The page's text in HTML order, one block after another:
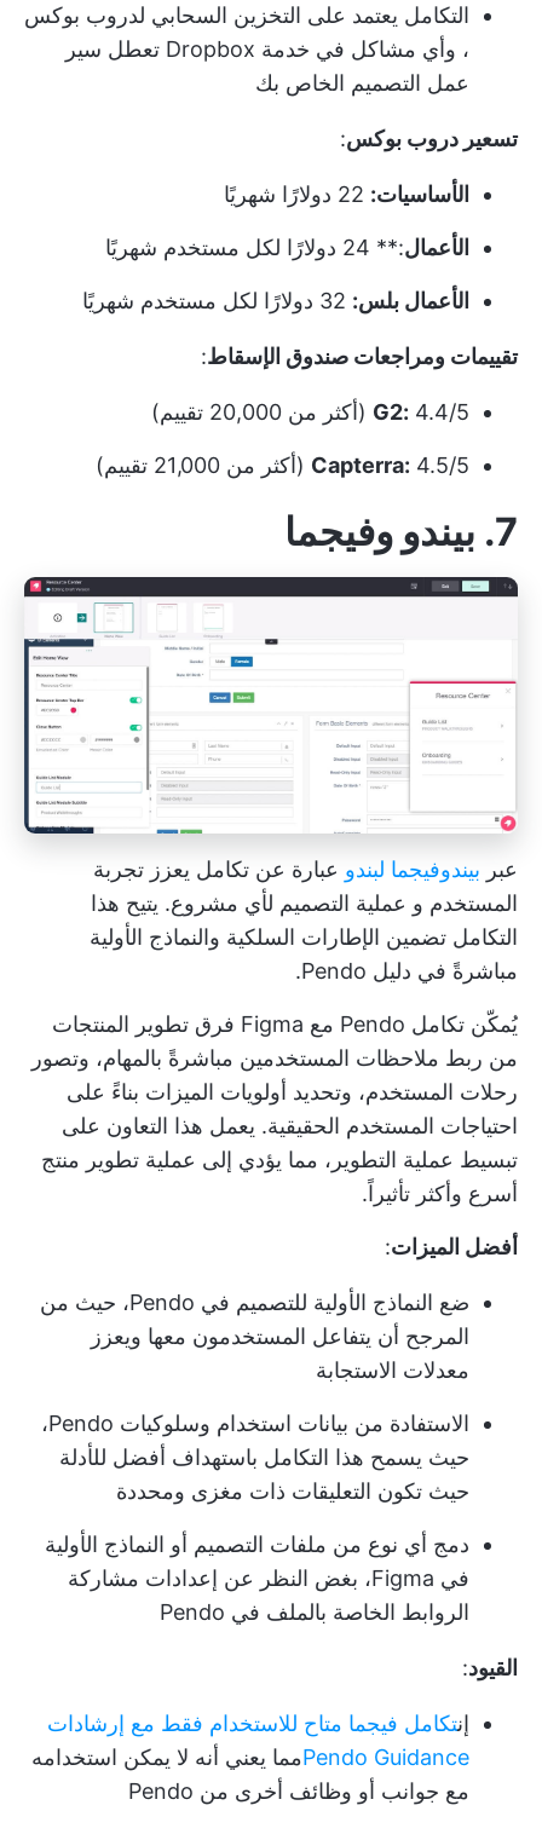
التكامل يعتمد على التخزين السحابي لدروب بوكس
، وأي مشاكل في خدمة Dropbox تعطل سير
عمل التصميم الخاص بك
تسعير دروب بوكس:
الأساسيات:
الأعمال:** 24 دولارًا لكل مستخدم شهريًا
الأعمال بلس:
تقييمات ومراجعات صندوق الإسقاط:
G2: 4.4/5 (أكثر من 20,000 تقييم)
Capterra: 4.5/5 (أكثر من 21,000 تقييم)
7. بيندو وفيجما
عبر بيندوفيجما لبندو عبارة عن تكامل يعزز تجربة
المستخدم و عملية التصميم لأي مشروع. يتيح هذا
التكامل تضمين الإطارات السلكية والنماذج الأولية
مباشرةً في دليل Pendo.
يُمكّن تكامل Pendo مع Figma فرق تطوير المنتجات
من ربط ملاحظات المستخدمين مباشرةً بالمهام، وتصور
رحلات المستخدم، وتحديد أولويات الميزات بناءً على
احتياجات المستخدم الحقيقية. يعمل هذا التعاون على
تبسيط عملية التطوير، مما يؤدي إلى عملية تطوير منتج
أسرع وأكثر تأثيراً.
أفضل الميزات:
ضع النماذج الأولية للتصميم في Pendo، حيث من
المرجح أن يتفاعل المستخدمون معها ويعزز
معدلات الاستجابة
الاستفادة من بيانات استخدام وسلوكيات Pendo،
حيث يسمح هذا التكامل باستهداف أفضل للأدلة
حيث تكون التعليقات ذات مغزى ومحددة
دمج أي نوع من ملفات التصميم أو النماذج الأولية
في Figma، بغض النظر عن إعدادات مشاركة
الروابط الخاصة بالملف في Pendo
القيود:
إنتكامل فيجما متاح للاستخدام فقط مع إرشادات
Pendo Guidanceمما يعني أنه لا يمكن استخدامه
مع جوانب أو وظائف أخرى من Pendo